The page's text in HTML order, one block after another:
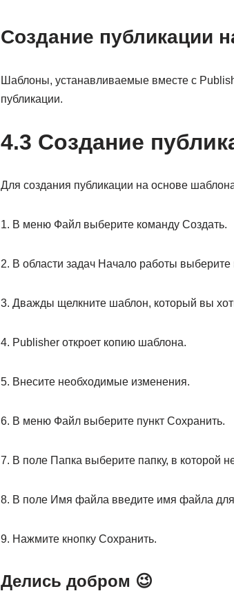
Создание публикации
Шаблоны, устанавливаемые вместе с
публикации.
4.3 Создание
Для создания публикации на основе
1. В меню Файл выберите команду Создать.
2. В области задач Начало работы
3. Дважды щелкните шаблон, который вы
4. Publisher откроет копию шаблона.
5. Внесите необходимые изменения.
6. В меню Файл выберите пункт Сохранить.
7. В поле Папка выберите папку, в которой
8. В поле Имя файла введите имя файла для
9. Нажмите кнопку Сохранить.
Делись добром 😉